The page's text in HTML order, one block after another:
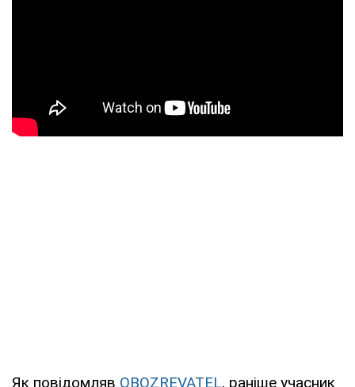
Як повідомляв OBOZREVATEL, раніше учасник